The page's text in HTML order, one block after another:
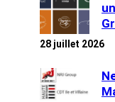
28 juillet 2026